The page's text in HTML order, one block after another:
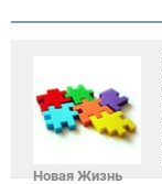
Новая Жизнь